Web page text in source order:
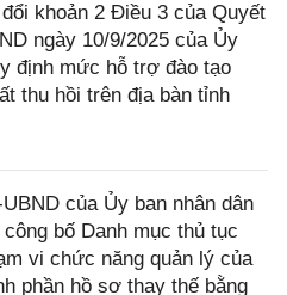
khoản 2 Điều 3 của Quyết
ngày 10/9/2025 của Ủy
định mức hỗ trợ đào tạo
thu hồi trên địa bàn tỉnh
của Ủy ban nhân dân
bố Danh mục thủ tục
vi chức năng quản lý của
phần hồ sơ thay thế bằng